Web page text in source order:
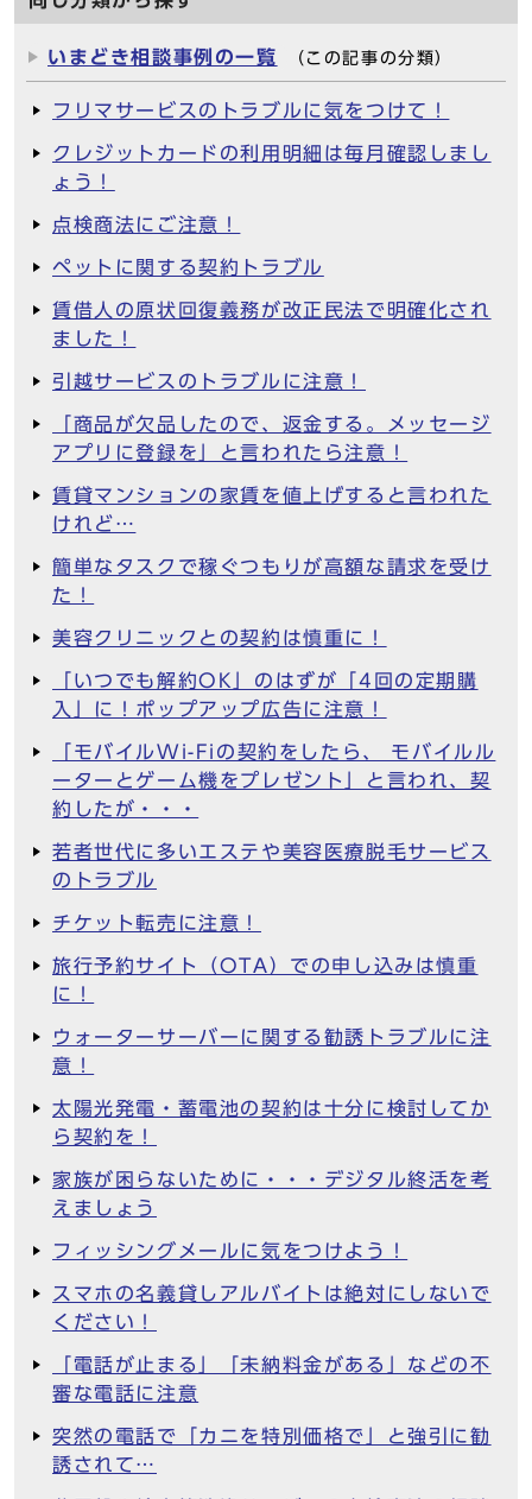
いまどき相談事例の一覧 （この記事の分類）
フリマサービスのトラブルに気をつけて！
クレジットカードの利用明細は毎月確認しまし
ょう！
点検商法にご注意！
ペットに関する契約トラブル
賃借人の原状回復義務が改正民法で明確化され
ました！
引越サービスのトラブルに注意！
「商品が欠品したので、返金する。メッセージ
アプリに登録を」と言われたら注意！
賃貸マンションの家賃を値上げすると言われた
けれど…
簡単なタスクで稼ぐつもりが高額な請求を受け
た！
美容クリニックとの契約は慎重に！
「いつでも解約OK」のはずが「4回の定期購
入」に！ポップアップ広告に注意！
「モバイルWi-Fiの契約をしたら、 モバイルル
ーターとゲーム機をプレゼント」と言われ、契
約したが・・・
若者世代に多いエステや美容医療脱毛サービス
のトラブル
チケット転売に注意！
旅行予約サイト（OTA）での申し込みは慎重
に！
ウォーターサーバーに関する勧誘トラブルに注
意！
太陽光発電・蓄電池の契約は十分に検討してか
ら契約を！
家族が困らないために・・・デジタル終活を考
えましょう
フィッシングメールに気をつけよう！
スマホの名義貸しアルバイトは絶対にしないで
ください！
「電話が止まる」「未納料金がある」などの不
審な電話に注意
突然の電話で「カニを特別価格で」と強引に勧
誘されて…